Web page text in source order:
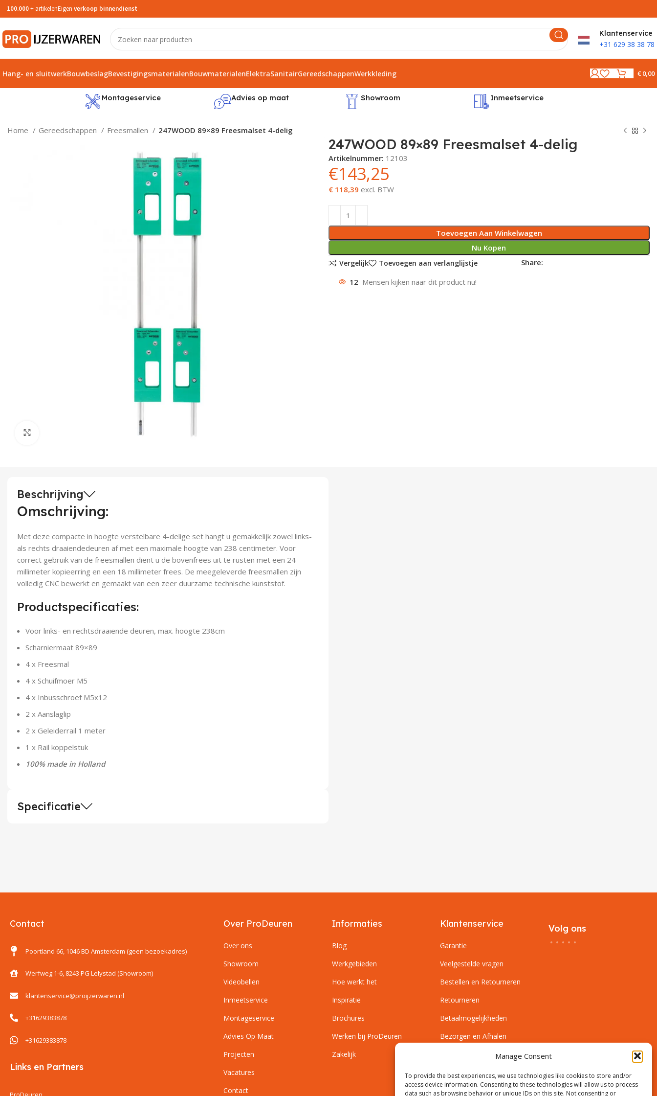
Manage Consent
To provide the best experiences, we use technologies like cookies to store and/or
access device information. Consenting to these technologies will allow us to process
data such as browsing behavior or unique IDs on this site. Not consenting or
100.000+ artikelenEigen verkoop binnendienst
Klantenservice
+31 629 38 38 78
Hang- en sluitwerkBouwbeslagBevestigingsmaterialenBouwmaterialenElektraSanitairGereedschappenWerkkleding €0,00
Montageservice Advies op maat Showroom Inmeetservice
Home Gereedschappen Freesmallen 247WOOD 89×89 Freesmalset 4-delig
247WOOD 89×89 Freesmalset 4-delig
Artikelnummer: 12103
€143,25
€ 118,39 excl. BTW
Toevoegen Aan Winkelwagen
Nu Kopen
Vergelijk Toevoegen aan verlanglijstje Share:
12 Mensen kijken naar dit product nu!
Beschrijving
Omschrijving:
Met deze compacte in hoogte verstelbare 4-delige set hangt u gemakkelijk zowel links-
als rechts draaiendedeuren af met een maximale hoogte van 238 centimeter. Voor
correct gebruik van de freesmallen dient u de bovenfrees uit te rusten met een 24
millimeter kopieerring en een 18 millimeter frees. De meegeleverde freesmallen zijn
volledig CNC bewerkt en gemaakt van een zeer duurzame technische kunststof.
Productspecificaties:
Voor links- en rechtsdraaiende deuren, max. hoogte 238cm
Scharniermaat 89×89
4 x Freesmal
4 x Schuifmoer M5
4 x Inbusschroef M5x12
2 x Aanslaglip
2 x Geleiderrail 1 meter
1 x Rail koppelstuk
100% made in Holland
Specificatie
Contact
Poortland 66, 1046 BD Amsterdam (geen bezoekadres)
Werfweg 1-6, 8243 PG Lelystad (Showroom)
klantenservice@proijzerwaren.nl
+31629383878
+31629383878
Links en Partners
Over ProDeuren
Over ons
Showroom
Videobellen
Inmeetservice
Montageservice
Advies Op Maat
Projecten
Vacatures
Contact
Informaties
Blog
Werkgebieden
Hoe werkt het
Inspiratie
Brochures
Werken bij ProDeuren
Zakelijk
Klantenservice
Garantie
Veelgestelde vragen
Bestellen en Retourneren
Retourneren
Betaalmogelijkheden
Bezorgen en Afhalen
Leveringsvoorwaarden
Montagevoorwaarden
Inmeetservice Voorwaarden
Volg ons